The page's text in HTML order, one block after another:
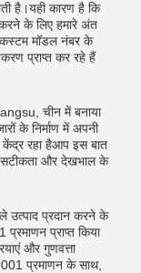
है।यही कारण है कि
के लिए हमारे अंत
मॉडल नंबर के
प्राप्त कर रहे हैं
चीन में बनाया
के निर्माण में अपनी
केंद्र रहा हैआप इस बात
और देखभाल के
उत्पाद प्रदान करने के
प्राप्त किया
और गुणवत्ता
प्रमाणन के साथ,